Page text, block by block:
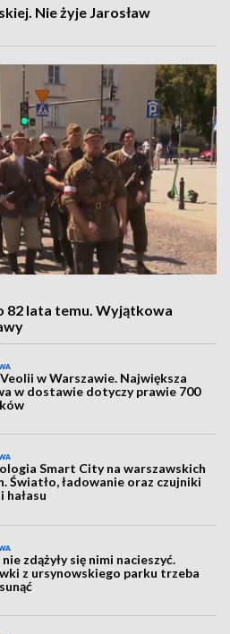
Nie żyje Jarosław
82 lata temu. Wyjątkowa
w Warszawie. Największa
w dostawie dotyczy prawie 700
Smart City na warszawskich
Światło, ładowanie oraz czujniki
hałasu
zdążyły się nimi nacieszyć.
z ursynowskiego parku trzeba